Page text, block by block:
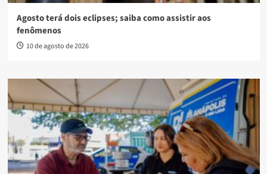
Agosto terá dois eclipses; saiba como assistir aos
fenômenos
10 de agosto de 2026